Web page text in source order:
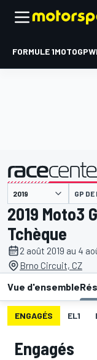
FORMULE 1MOTOGP
présenté par GP
2019 Moto3
Tchèque
2 août 2019 au 4
Brno Circuit, CZ
Vue d'ensemble
ENGAGÉS EL1
Engagés